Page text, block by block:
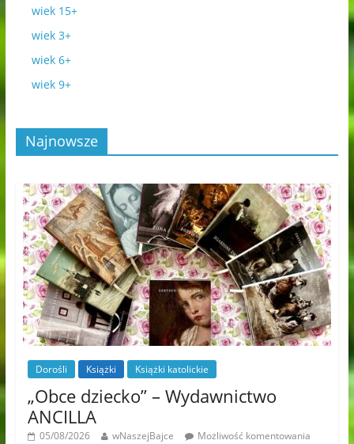
wiek 15+
wiek 3+
wiek 6+
wiek 9+
Najnowsze
Dorośli Książki Książki katolickie
„Obce dziecko” – Wydawnictwo
ANCILLA
05/08/2026 wNaszejBajce
Możliwość komentowania